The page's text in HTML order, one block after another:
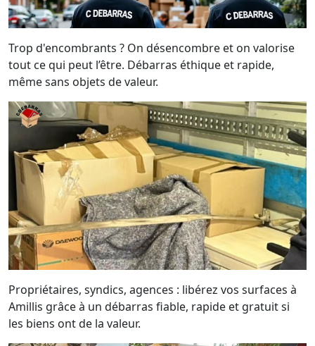
Trop d'encombrants ? On désencombre et on valorise
tout ce qui peut l’être. Débarras éthique et rapide,
même sans objets de valeur.
Propriétaires, syndics, agences : libérez vos surfaces à
Amillis grâce à un débarras fiable, rapide et gratuit si
les biens ont de la valeur.